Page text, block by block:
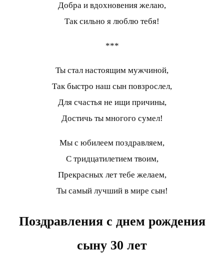
Добра и вдохновения желаю,
Так сильно я люблю тебя!
***
Ты стал настоящим мужчиной,
Так быстро наш сын повзрослел,
Для счастья не ищи причины,
Достичь ты многого сумел!
Мы с юбилеем поздравляем,
С тридцатилетием твоим,
Прекрасных лет тебе желаем,
Ты самый лучший в мире сын!
Поздравления с днем рождения
сыну 30 лет